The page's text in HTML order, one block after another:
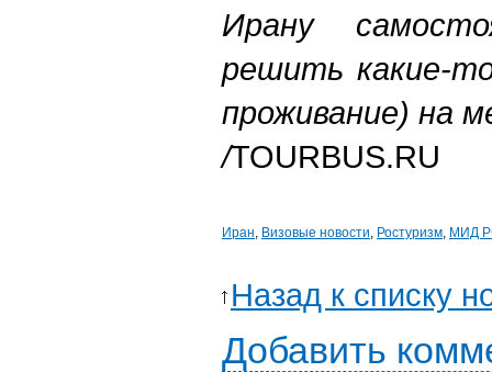
Ирану
решить какие-
проживание) на
/TOURBUS.RU
Иран, Визовые новости, Ростуризм, МИД
Назад к списку
Добавить